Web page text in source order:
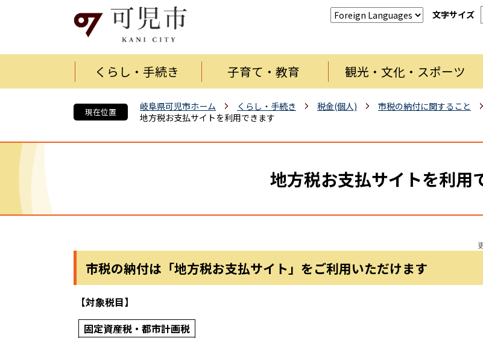
文字サイズ
くらし・手続き 子育て・教育 観光・文化・スポーツ
現在位置 岐阜県可児市ホーム くらし・手続き 税金(個人)
市税の納付に関すること
地方税お支払サイトを利用できます
地方税お支払サイトを利用
市税の納付は「地方税お支払サイト」をご利用いただけます
【対象税目】
固定資産税・都市計画税